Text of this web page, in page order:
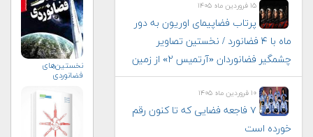
۱۵ فروردین ماه ۱۴۰۵
پرتاب فضاپیمای اوریون به دور
ماه با ۴ فضانورد / نخستین تصاویر
چشمگیر فضانوردان «آرتمیس ۲» از زمین
۱۰ فروردین ماه ۱۴۰۵
۷ فاجعه فضایی که تا کنون رقم
خورده است
نخستین‌های
فضانوردی